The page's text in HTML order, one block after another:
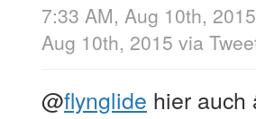
7:33 AM, Aug 10th, 2015
Aug 10th, 2015 via
@flynglide hier auch